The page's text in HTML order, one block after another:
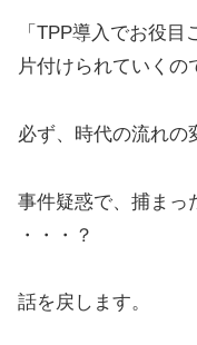
「TPP導入でお役
片付けられていくの
必ず、時代の流れの
事件疑惑で、捕まっ
・・・？
話を戻します。